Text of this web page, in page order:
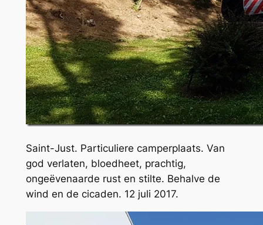
Saint-Just. Particuliere camperplaats. Van
god verlaten, bloedheet, prachtig,
ongeëvenaarde rust en stilte. Behalve de
wind en de cicaden. 12 juli 2017.